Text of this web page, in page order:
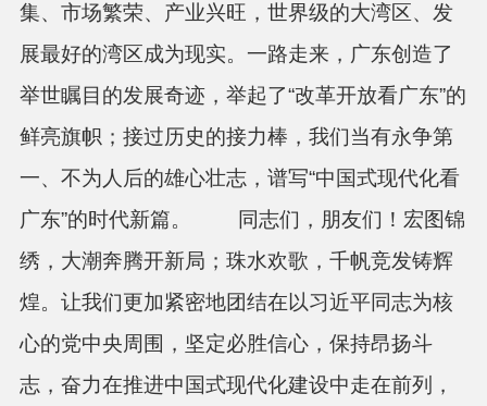
集、市场繁荣、产业兴旺，世界级的大湾区、发
展最好的湾区成为现实。一路走来，广东创造了
举世瞩目的发展奇迹，举起了“改革开放看广东”的
鲜亮旗帜；接过历史的接力棒，我们当有永争第
一、不为人后的雄心壮志，谱写“中国式现代化看
广东”的时代新篇。 同志们，朋友们！宏图锦
绣，大潮奔腾开新局；珠水欢歌，千帆竞发铸辉
煌。让我们更加紧密地团结在以习近平同志为核
心的党中央周围，坚定必胜信心，保持昂扬斗
志，奋力在推进中国式现代化建设中走在前列，